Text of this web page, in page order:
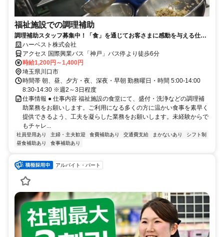
福祉施設での調理補助
調理補助スタッフ募集中！「食」を通じてお客さまに感動を与える仕事
をしよう♪
ハーベスト株式会社
アクセス 国際興業バス「神戸」バス停より徒歩6分
時給1,200円～1,400円
埼玉県川口市
時間帯 朝、昼、夕方・夜、深夜・早朝 勤務曜日・時間 5:00-14:00
8:30-14:30 ※週2～3日程度
仕事情報 ● 仕事内容 福祉施設の食堂にて、盛付・洗浄などの調理補
助業務をお願いします。ご利用になる多くの方に温かい食事を素早く
提供できるよう、工夫を凝らした業務をお願いします。未経験からで
もチャレ...
社員登用あり 主婦・主夫歓迎 食費補助あり 交通費支給 まかないあり
シフト制
昼食補助あり
食事補助あり
アルバイト・パート